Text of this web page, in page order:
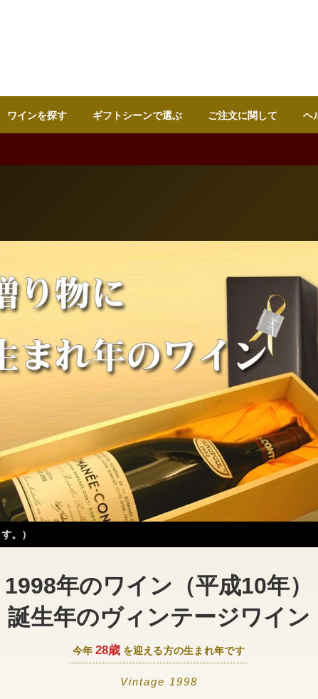
ワインを探す ギフトシーンで選ぶ ご注文に関して ヘ
1998年のワイン（平成10年）
誕生年のヴィンテージワイン
今年 28歳 を迎える方の生まれ年です
Vintage 1998